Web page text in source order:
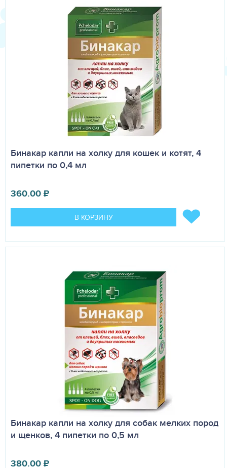
Бинакар капли на холку для кошек и котят, 4
пипетки по 0,4 мл
360.00₽
В КОРЗИНУ
Бинакар капли на холку для собак мелких пород
и щенков, 4 пипетки по 0,5 мл
380.00₽